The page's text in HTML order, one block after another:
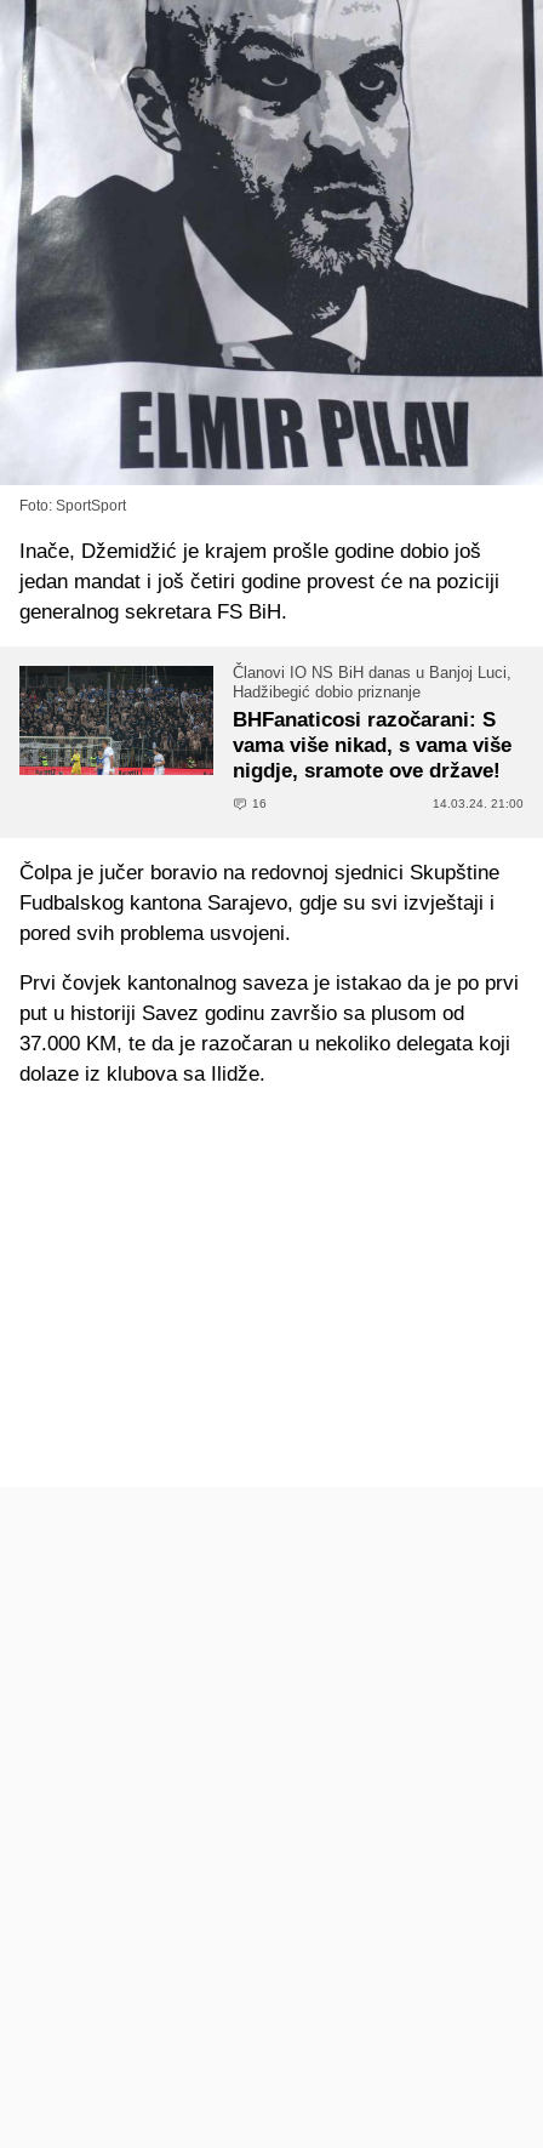
Foto: SportSport
Inače, Džemidžić je krajem prošle godine dobio još
jedan mandat i još četiri godine provest će na poziciji
generalnog sekretara FS BiH.
Članovi IO NS BiH danas u Banjoj Luci,
Hadžibegić dobio priznanje
BHFanaticosi razočarani: S
vama više nikad, s vama više
nigdje, sramote ove države!
16 14.03.24. 21:00
Čolpa je jučer boravio na redovnoj sjednici Skupštine
Fudbalskog kantona Sarajevo, gdje su svi izvještaji i
pored svih problema usvojeni.
Prvi čovjek kantonalnog saveza je istakao da je po prvi
put u historiji Savez godinu završio sa plusom od
37.000 KM, te da je razočaran u nekoliko delegata koji
dolaze iz klubova sa Ilidže.